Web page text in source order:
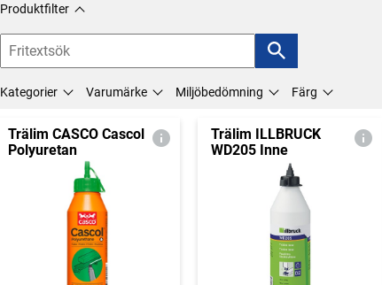
Produktfilter
Kategorier Varumärke Miljöbedömning Färg
Trälim CASCO Cascol
Polyuretan
Trälim ILLBRUCK
WD205 Inne